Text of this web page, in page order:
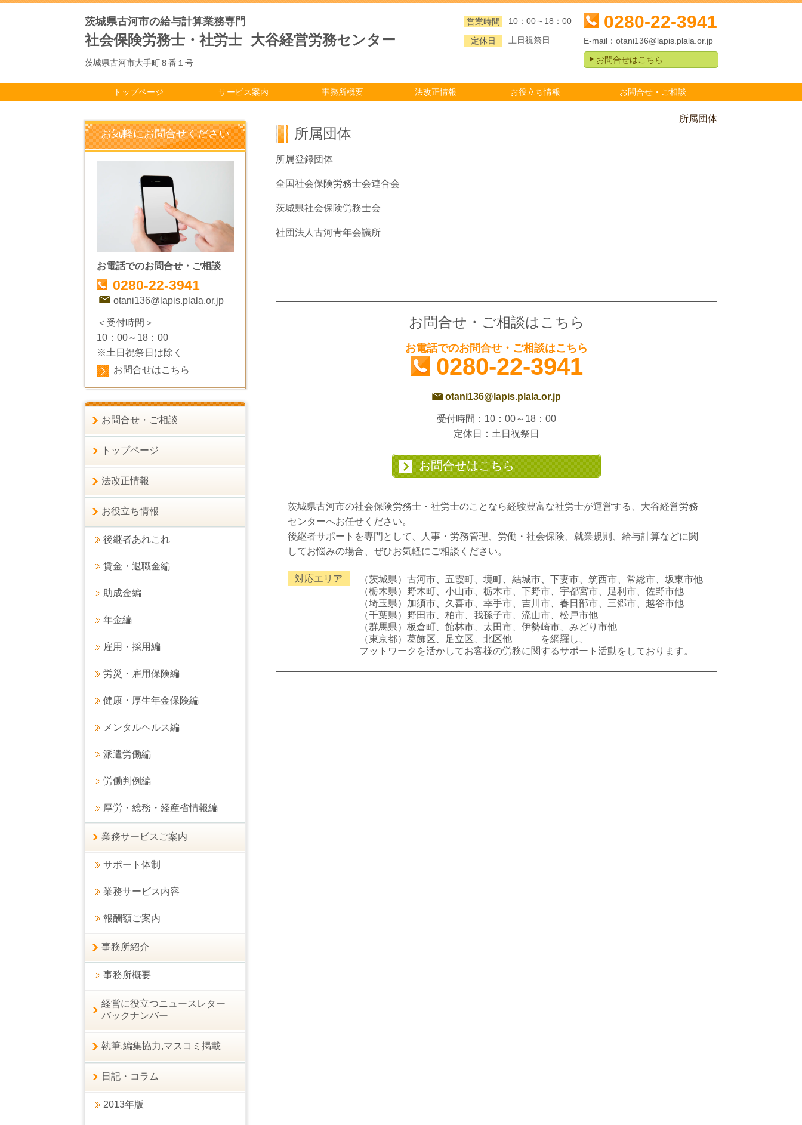
茨城県古河市の給与計算業務専門
社会保険労務士・社労士 大谷経営労務センター
茨城県古河市大手町８番１号
営業時間 10：00～18：00
定休日 土日祝祭日
0280-22-3941
E-mail： otani136@lapis.plala.or.jp
お問合せはこちら
トップページ サービス案内 事務所概要 法改正情報 お役立ち情報 お問合せ・ご相談
所属団体
所属団体
所属登録団体
全国社会保険労務士会連合会
茨城県社会保険労務士会
社団法人古河青年会議所
お問合せ・ご相談はこちら
お電話でのお問合せ・ご相談はこちら
0280-22-3941
otani136@lapis.plala.or.jp
受付時間：10：00～18：00
定休日：土日祝祭日
お問合せはこちら
茨城県古河市の社会保険労務士・社労士のことなら経験豊富な社労士が運営する、大谷経営労務
センターへお任せください。
後継者サポートを専門として、人事・労務管理、労働・社会保険、就業規則、給与計算などに関
してお悩みの場合、ぜひお気軽にご相談ください。
対応エリア
（茨城県）古河市、五霞町、境町、結城市、下妻市、筑西市、常総市、坂東市他
（栃木県）野木町、小山市、栃木市、下野市、宇都宮市、足利市、佐野市他
（埼玉県）加須市、久喜市、幸手市、吉川市、春日部市、三郷市、越谷市他
（千葉県）野田市、柏市、我孫子市、流山市、松戸市他
（群馬県）板倉町、館林市、太田市、伊勢崎市、みどり市他
（東京都）葛飾区、足立区、北区他 を網羅し、
フットワークを活かしてお客様の労務に関するサポート活動をしております。
お気軽にお問合せください
お電話でのお問合せ・ご相談
0280-22-3941
otani136@lapis.plala.or.jp
＜受付時間＞
10：00～18：00
※土日祝祭日は除く
お問合せはこちら
お問合せ・ご相談
トップページ
法改正情報
お役立ち情報
後継者あれこれ
賃金・退職金編
助成金編
年金編
雇用・採用編
労災・雇用保険編
健康・厚生年金保険編
メンタルヘルス編
派遣労働編
労働判例編
厚労・総務・経産省情報編
業務サービスご案内
サポート体制
業務サービス内容
報酬額ご案内
事務所紹介
事務所概要
経営に役立つニュースレター
バックナンバー
執筆,編集協力,マスコミ掲載
日記・コラム
2013年版